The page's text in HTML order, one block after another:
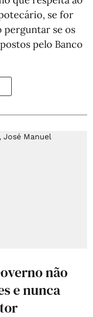
se for
perguntar se os
pelo Banco
não
e nunca